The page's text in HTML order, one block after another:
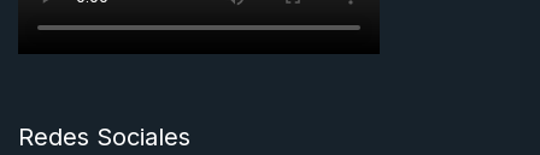
Redes Sociales